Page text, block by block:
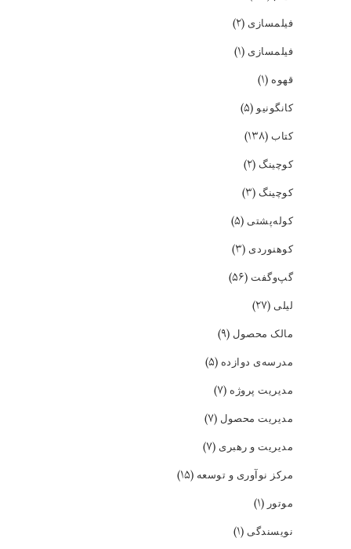
فیلمسازی (۲)
فیلمسازی (۱)
قهوه (۱)
کانگونیو(۵)
کتاب (۱۳۸)
کوچینگ (۲)
کوچینگ (۳)
کوله‌پشتی (۵)
کوهنوردی (۳)
گپ‌و‌گفت (۵۶)
لیلی (۲۷)
مالک محصول (۹)
مدرسه‌ی دوازده (۵)
مدیریت پروژه (۷)
مدیریت محصول (۷)
مدیریت و رهبری (۷)
مرکز نوآوری و توسعه (۱۵)
موتور (۱)
نویسندگی (۱)